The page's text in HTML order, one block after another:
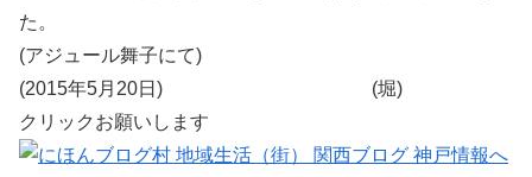
た。
(アジュール舞子にて)
(2015年5月20日) (堀)
クリックお願いします